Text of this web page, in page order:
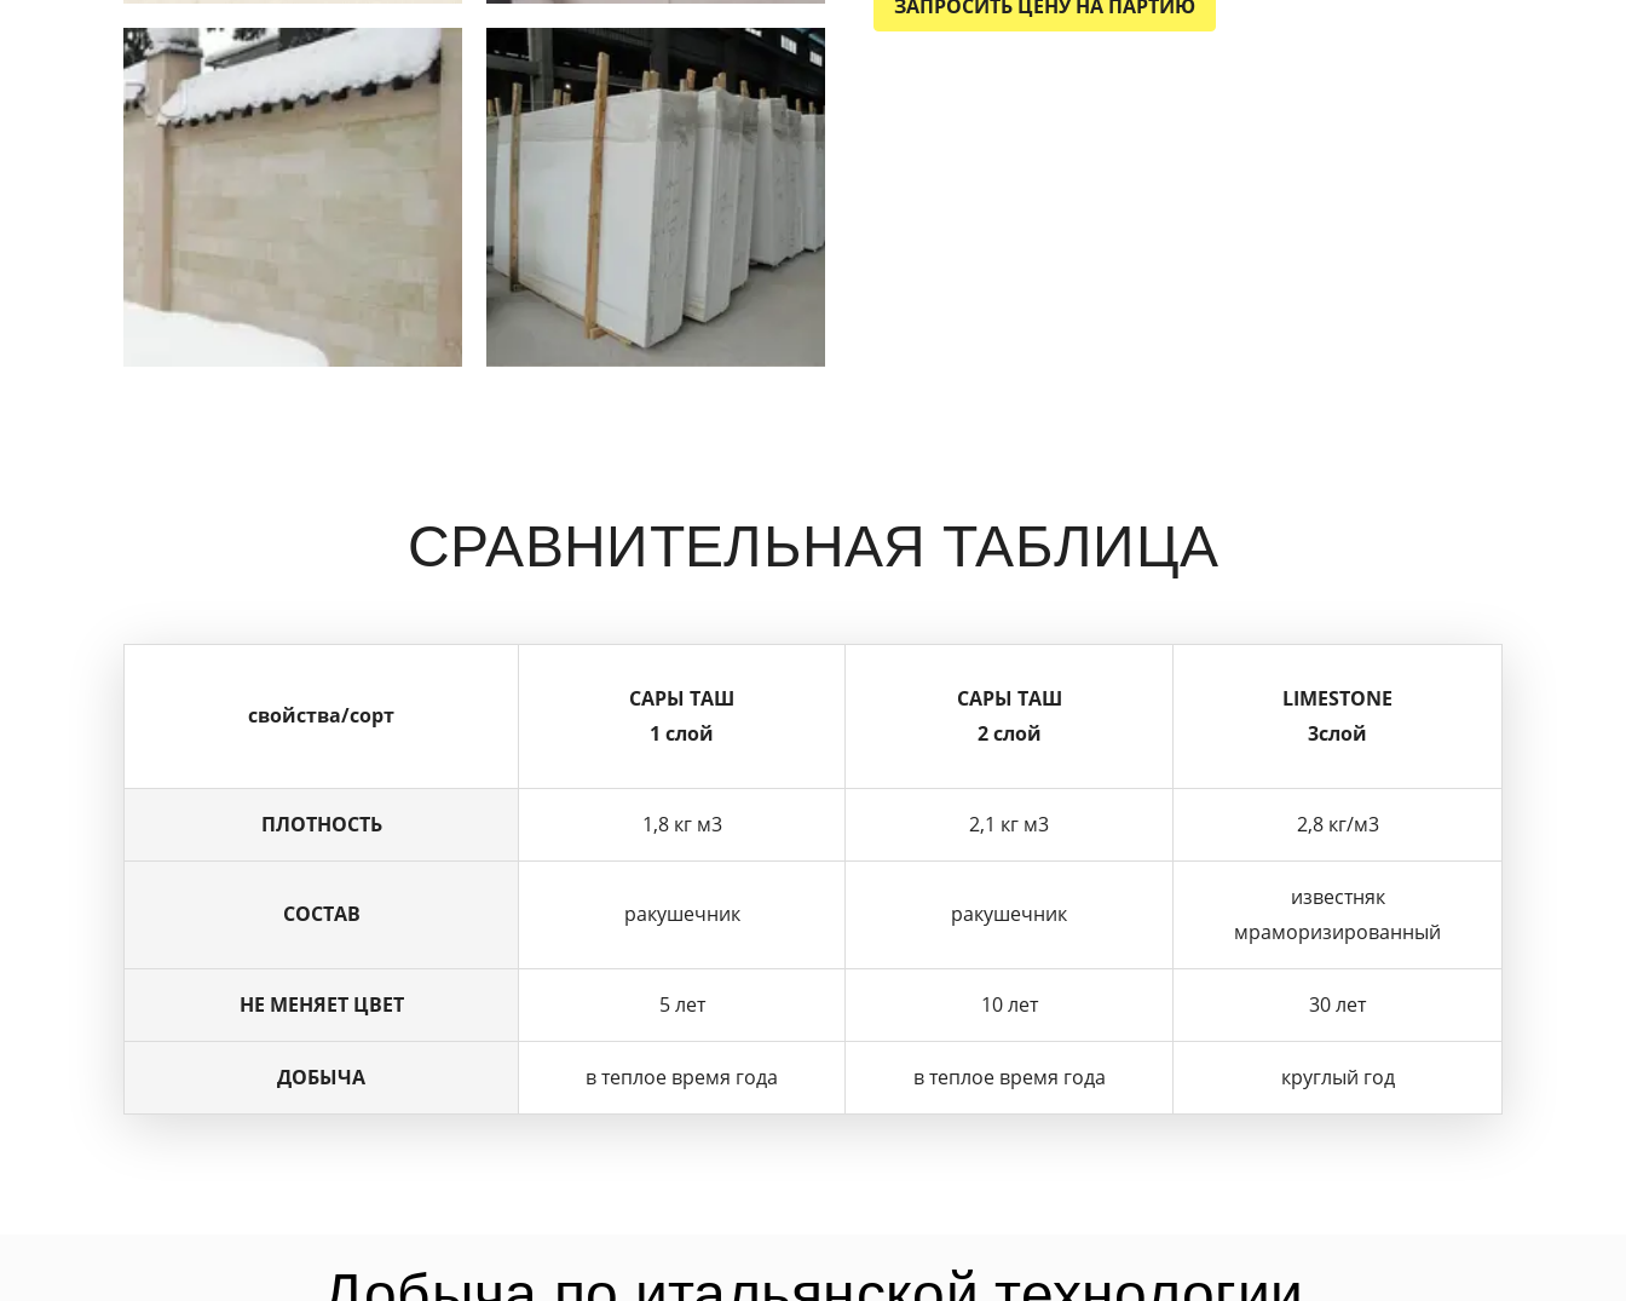
ЗАПРОСИТЬ ЦЕНУ НА ПАРТИЮ
СРАВНИТЕЛЬНАЯ ТАБЛИЦА
свойства/сорт
САРЫ ТАШ
1 слой
САРЫ ТАШ
2 слой
LIMESTONE
3слой
ПЛОТНОСТЬ 1,8 кг м3 2,1 кг м3 2,8 кг/м3
СОСТАВ ракушечник ракушечник
известняк
мраморизированный
НЕ МЕНЯЕТ ЦВЕТ 5 лет 10 лет 30 лет
ДОБЫЧА в теплое время года в теплое время года круглый год